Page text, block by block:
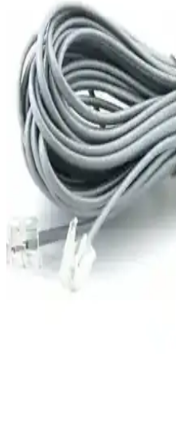
internet bağlantısı sağlar.
Derkab 10 Metre Cat6
Yüksek Performans ve
Derkab 10 metre Cat6 Ethernet
sağlayan modern tasarımıyla
ömürlü kullanım için ideal, ofis
seçenektir.
İRENIS CAT6 Yassı
ve Esneklik Sunan
İRENIS CAT6 Yassı Ethernet
estetik tasarımıyla dar alanlarda
karşılar, uzun ömürlü ve kolay
Everest EWN-760N 150
Adaptör İnceleme ve